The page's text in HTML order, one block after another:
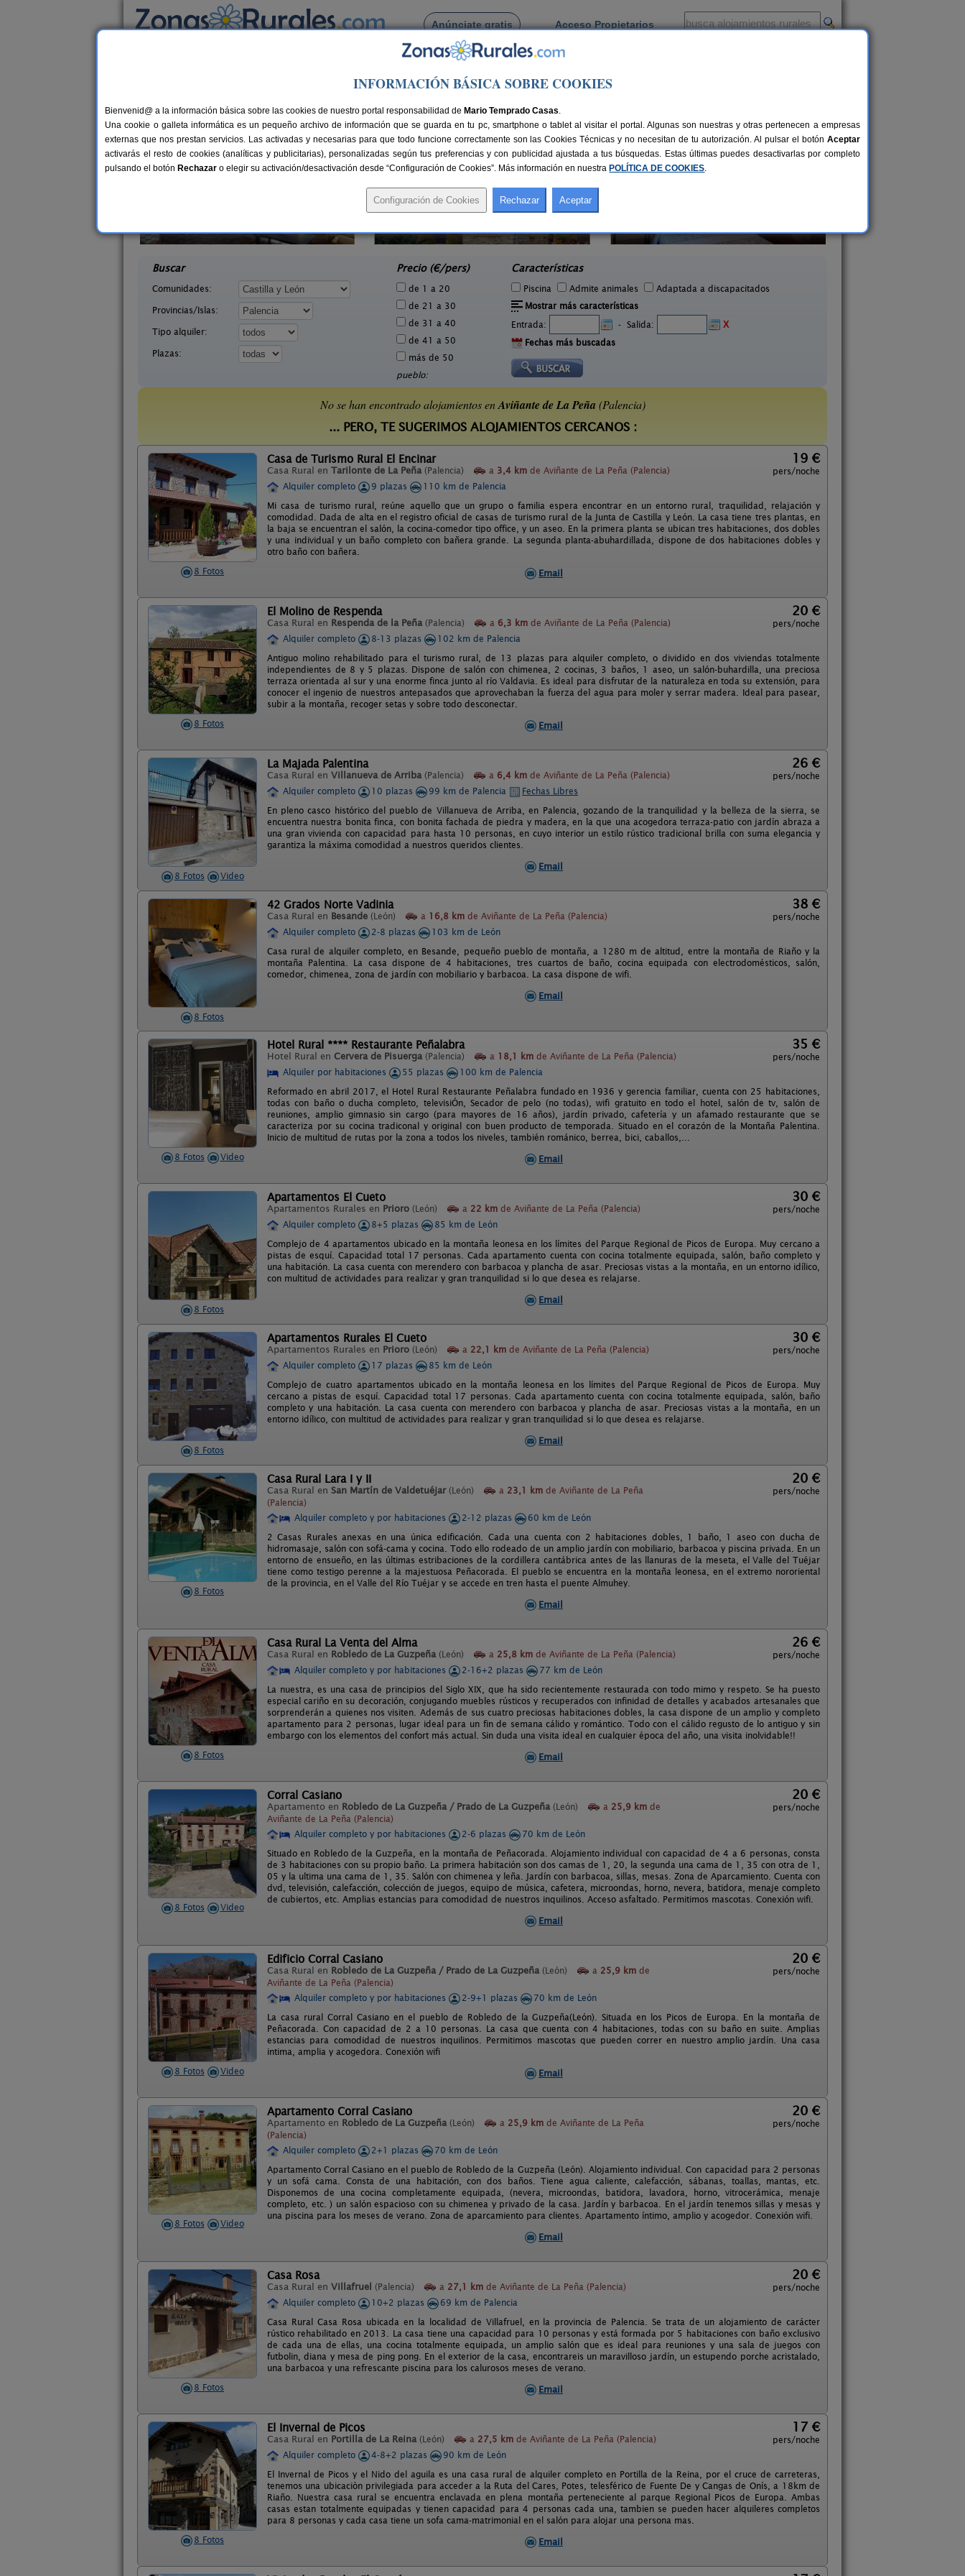
Anúnciate gratis Acceso Propietarios
Busca por pueblo
> Aviñante de La Peña
Casas Rurales cerca de Aviñante de La Peña
30 €
Casa Calderón II
Buscar
Comunidades:
Provincias/Islas:
Tipo alquiler:
Plazas:
Precio (€/pers)
de 1 a 20
de 21 a 30
de 31 a 40
de 41 a 50
más de 50
pueblo:
Características
Piscina Admite animales
Adaptada a discapacitados
Mostrar más características
Entrada:
- Salida:
X
Fechas más buscadas
No se han encontrado alojamientos enAviñante de La Peña (Palencia)
... PERO, TE SUGERIMOS ALOJAMIENTOS CERCANOS :
8 Fotos
Casa de Turismo Rural El Encinar
Casa Rural en Tarilonte de La Peña (Palencia) a 3,4 km de Aviñante de La Peña (Palencia)
19 €
pers/noche
Alquiler completo
9 plazas
110 km de Palencia
Mi casa de turismo rural, reúne aquello que un grupo o familia espera encontrar en un entorno rural, traquilidad, relajación y
comodidad. Dada de alta en el registro oficial de casas de turismo rural de la Junta de Castilla y León. La casa tiene tres plantas, en
la baja se encuentran el salón, la cocina-comedor tipo office, y un aseo. En la primera planta se ubican tres habitaciones, dos dobles
y una individual y un baño completo con bañera grande. La segunda planta-abuhardillada, dispone de dos habitaciones dobles y
otro baño con bañera.
Email
8 Fotos
El Molino de Respenda
Casa Rural en Respenda de la Peña (Palencia) a 6,3 km de Aviñante de La Peña (Palencia)
20 €
pers/noche
Alquiler completo
8-13 plazas
102 km de Palencia
Antiguo molino rehabilitado para el turismo rural, de 13 plazas para alquiler completo, o dividido en dos viviendas totalmente
independientes de 8 y 5 plazas. Dispone de salón con chimenea, 2 cocinas, 3 baños, 1 aseo, un salón-buhardilla, una preciosa
terraza orientada al sur y una enorme finca junto al río Valdavia. Es ideal para disfrutar de la naturaleza en toda su extensión, para
conocer el ingenio de nuestros antepasados que aprovechaban la fuerza del agua para moler y serrar madera. Ideal para pasear,
subir a la montaña, recoger setas y sobre todo desconectar.
Email
8 Fotos Video
La Majada Palentina
Casa Rural en Villanueva de Arriba (Palencia) a 6,4 km de Aviñante de La Peña (Palencia)
26 €
pers/noche
Alquiler completo
10 plazas 99 km de Palencia
Fechas Libres
En pleno casco histórico del pueblo de Villanueva de Arriba, en Palencia, gozando de la tranquilidad y la belleza de la sierra, se
encuentra nuestra bonita finca, con bonita fachada de piedra y madera, en la que una acogedora terraza-patio con jardín abraza a
una gran vivienda con capacidad para hasta 10 personas, en cuyo interior un estilo rústico tradicional brilla con suma elegancia y
garantiza la máxima comodidad a nuestros queridos clientes.
Email
8 Fotos
42 Grados Norte Vadinia
Casa Rural en Besande (León) a 16,8 km de Aviñante de La Peña (Palencia)
38 €
pers/noche
Alquiler completo
2-8 plazas
103 km de León
Casa rural de alquiler completo, en Besande, pequeño pueblo de montaña, a 1280 m de altitud, entre la montaña de Riaño y la
montaña Palentina. La casa dispone de 4 habitaciones, tres cuartos de baño, cocina equipada con electrodomésticos, salón,
comedor, chimenea, zona de jardín con mobiliario y barbacoa. La casa dispone de wifi.
Email
8 Fotos Video
Hotel Rural **** Restaurante Peñalabra
Hotel Rural en Cervera de Pisuerga (Palencia) a 18,1 km de Aviñante de La Peña (Palencia)
35 €
pers/noche
Alquiler por habitaciones
55 plazas
100 km de Palencia
Reformado en abril 2017, el Hotel Rural Restaurante Peñalabra fundado en 1936 y gerencia familiar, cuenta con 25 habitaciones,
todas con baño o ducha completo, televisiÓn, Secador de pelo (no todas), wifi gratuito en todo el hotel, salón de tv, salón de
reuniones, amplio gimnasio sin cargo (para mayores de 16 años), jardín privado, cafetería y un afamado restaurante que se
caracteriza por su cocina tradiconal y original con buen producto de temporada. Situado en el corazón de la Montaña Palentina.
Inicio de multitud de rutas por la zona a todos los niveles, también románico, berrea, bici, caballos,...
Email
8 Fotos
Apartamentos El Cueto
Apartamentos Rurales en Prioro (León) a 22 km de Aviñante de La Peña (Palencia)
30 €
pers/noche
Alquiler completo
8+5 plazas
85 km de León
Complejo de 4 apartamentos ubicado en la montaña leonesa en los límites del Parque Regional de Picos de Europa. Muy cercano a
pistas de esquí. Capacidad total 17 personas. Cada apartamento cuenta con cocina totalmente equipada, salón, baño completo y
una habitación. La casa cuenta con merendero con barbacoa y plancha de asar. Preciosas vistas a la montaña, en un entorno idílico,
con multitud de actividades para realizar y gran tranquilidad si lo que desea es relajarse.
Email
8 Fotos
Apartamentos Rurales El Cueto
Apartamentos Rurales en Prioro (León) a 22,1 km de Aviñante de La Peña (Palencia)
30 €
pers/noche
Alquiler completo
17 plazas
85 km de León
Complejo de cuatro apartamentos ubicado en la montaña leonesa en los límites del Parque Regional de Picos de Europa. Muy
cercano a pistas de esquí. Capacidad total 17 personas. Cada apartamento cuenta con cocina totalmente equipada, salón, baño
completo y una habitación. La casa cuenta con merendero con barbacoa y plancha de asar. Preciosas vistas a la montaña, en un
entorno idílico, con multitud de actividades para realizar y gran tranquilidad si lo que desea es relajarse.
Email
8 Fotos
Casa Rural Lara I y II
Casa Rural en San Martín de Valdetuéjar (León) a 23,1 km de Aviñante de La Peña
(Palencia)
20 €
pers/noche
Alquiler completo y por habitaciones 2-12 plazas
60 km de León
2 Casas Rurales anexas en una única edificación. Cada una cuenta con 2 habitaciones dobles, 1 baño, 1 aseo con ducha de
hidromasaje, salón con sofá-cama y cocina. Todo ello rodeado de un amplio jardín con mobiliario, barbacoa y piscina privada. En un
entorno de ensueño, en las últimas estribaciones de la cordillera cantábrica antes de las llanuras de la meseta, el Valle del Tuéjar
tiene como testigo perenne a la majestuosa Peñacorada. El pueblo se encuentra en la montaña leonesa, en el extremo nororiental
de la provincia, en el Valle del Río Tuéjar y se accede en tren hasta el puente Almuhey.
Email
8 Fotos
Casa Rural La Venta del Alma
Casa Rural en Robledo de La Guzpeña (León) a 25,8 km de Aviñante de La Peña (Palencia)
26 €
pers/noche
Alquiler completo y por habitaciones
2-16+2 plazas
77 km de León
La nuestra, es una casa de principios del Siglo XIX, que ha sido recientemente restaurada con todo mimo y respeto. Se ha puesto
especial cariño en su decoración, conjugando muebles rústicos y recuperados con infinidad de detalles y acabados artesanales que
sorprenderán a quienes nos visiten. Además de sus cuatro preciosas habitaciones dobles, la casa dispone de un amplio y completo
apartamento para 2 personas, lugar ideal para un fin de semana cálido y romántico. Todo con el cálido regusto de lo antiguo y sin
embargo con los elementos del confort más actual. Sin duda una visita ideal en cualquier época del año, una visita inolvidable!!
Email
8 Fotos Video
Corral Casiano
Apartamento en Robledo de La Guzpeña / Prado de La Guzpeña (León) a 25,9 km de
Aviñante de La Peña (Palencia)
20 €
pers/noche
Alquiler completo y por habitaciones 2-6 plazas
70 km de León
Situado en Robledo de la Guzpeña, en la montaña de Peñacorada. Alojamiento individual con capacidad de 4 a 6 personas, consta
de 3 habitaciones con su propio baño. La primera habitación son dos camas de 1, 20, la segunda una cama de 1, 35 con otra de 1,
05 y la ultima una cama de 1, 35. Salón con chimenea y leña. Jardín con barbacoa, sillas, mesas. Zona de Aparcamiento. Cuenta con
dvd, televisión, calefacción, colección de juegos, equipo de música, cafetera, microondas, horno, nevera, batidora, menaje completo
de cubiertos, etc. Amplias estancias para comodidad de nuestros inquilinos. Acceso asfaltado. Permitimos mascotas. Conexión wifi.
Email
8 Fotos Video
Edificio Corral Casiano
Casa Rural en Robledo de La Guzpeña / Prado de La Guzpeña (León) a 25,9 km de
Aviñante de La Peña (Palencia)
20 €
pers/noche
Alquiler completo y por habitaciones 2-9+1 plazas
70 km de León
La casa rural Corral Casiano en el pueblo de Robledo de la Guzpeña(León). Situada en los Picos de Europa. En la montaña de
Peñacorada. Con capacidad de 2 a 10 personas. La casa que cuenta con 4 habitaciones, todas con su baño en suite. Amplias
estancias para comodidad de nuestros inquilinos. Permitimos mascotas que pueden correr en nuestro amplio jardín. Una casa
intima, amplia y acogedora. Conexión wifi
Email
8 Fotos Video
Apartamento Corral Casiano
Apartamento en Robledo de La Guzpeña (León) a 25,9 km de Aviñante de La Peña
(Palencia)
20 €
pers/noche
Alquiler completo 2+1 plazas
70 km de León
Apartamento Corral Casiano en el pueblo de Robledo de la Guzpeña (León). Alojamiento individual. Con capacidad para 2 personas
y un sofá cama. Consta de una habitación, con dos baños. Tiene agua caliente, calefacción, sábanas, toallas, mantas, etc.
Disponemos de una cocina completamente equipada, (nevera, microondas, batidora, lavadora, horno, vitrocerámica, menaje
completo, etc. ) un salón espacioso con su chimenea y privado de la casa. Jardín y barbacoa. En el jardín tenemos sillas y mesas y
una piscina para los meses de verano. Zona de aparcamiento para clientes. Apartamento íntimo, amplio y acogedor. Conexión wifi.
Email
8 Fotos
Casa Rosa
Casa Rural en Villafruel (Palencia) a 27,1 km de Aviñante de La Peña (Palencia)
20 €
pers/noche
Alquiler completo
10+2 plazas
69 km de Palencia
Casa Rural Casa Rosa ubicada en la localidad de Villafruel, en la provincia de Palencia. Se trata de un alojamiento de carácter
rústico rehabilitado en 2013. La casa tiene una capacidad para 10 personas y está formada por 5 habitaciones con baño exclusivo
de cada una de ellas, una cocina totalmente equipada, un amplio salón que es ideal para reuniones y una sala de juegos con
futbolin, diana y mesa de ping pong. En el exterior de la casa, encontrareis un maravilloso jardín, un estupendo porche acristalado,
una barbacoa y una refrescante piscina para los calurosos meses de verano.
Email
8 Fotos
El Invernal de Picos
Casa Rural en Portilla de La Reina (León) a 27,5 km de Aviñante de La Peña (Palencia)
17 €
pers/noche
Alquiler completo
4-8+2 plazas
90 km de León
El Invernal de Picos y el Nido del aguila es una casa rural de alquiler completo en Portilla de la Reina, por el cruce de carreteras,
tenemos una ubicaciòn privilegiada para acceder a la Ruta del Cares, Potes, telesférico de Fuente De y Cangas de Onís, a 18km de
Riaño. Nuestra casa rural se encuentra enclavada en plena montaña perteneciente al parque Regional Picos de Europa. Ambas
casas estan totalmente equipadas y tienen capacidad para 4 personas cada una, tambien se pueden hacer alquileres completos
para 8 personas y cada casa tiene un sofa cama-matrimonial en el salón para alojar una persona mas.
Email
INFORMACIÓN BÁSICA SOBRE COOKIES
Bienvenid@ a la información básica sobre las cookies de nuestro portal responsabilidad de Mario Temprado Casas.
Una cookie o galleta informática es un pequeño archivo de información que se guarda en tu pc, smartphone o tablet al visitar el portal. Algunas son nuestras y otras pertenecen a empresas
externas que nos prestan servicios. Las activadas y necesarias para que todo funcione correctamente son las Cookies Técnicas y no necesitan de tu autorización. Al pulsar el botón Aceptar
activarás el resto de cookies (analíticas y publicitarias), personalizadas según tus preferencias y con publicidad ajustada a tus búsquedas. Estas últimas puedes desactivarlas por completo
pulsando el botón Rechazar o elegir su activación/desactivación desde “Configuración de Cookies”. Más información en nuestra POLÍTICA DE COOKIES.